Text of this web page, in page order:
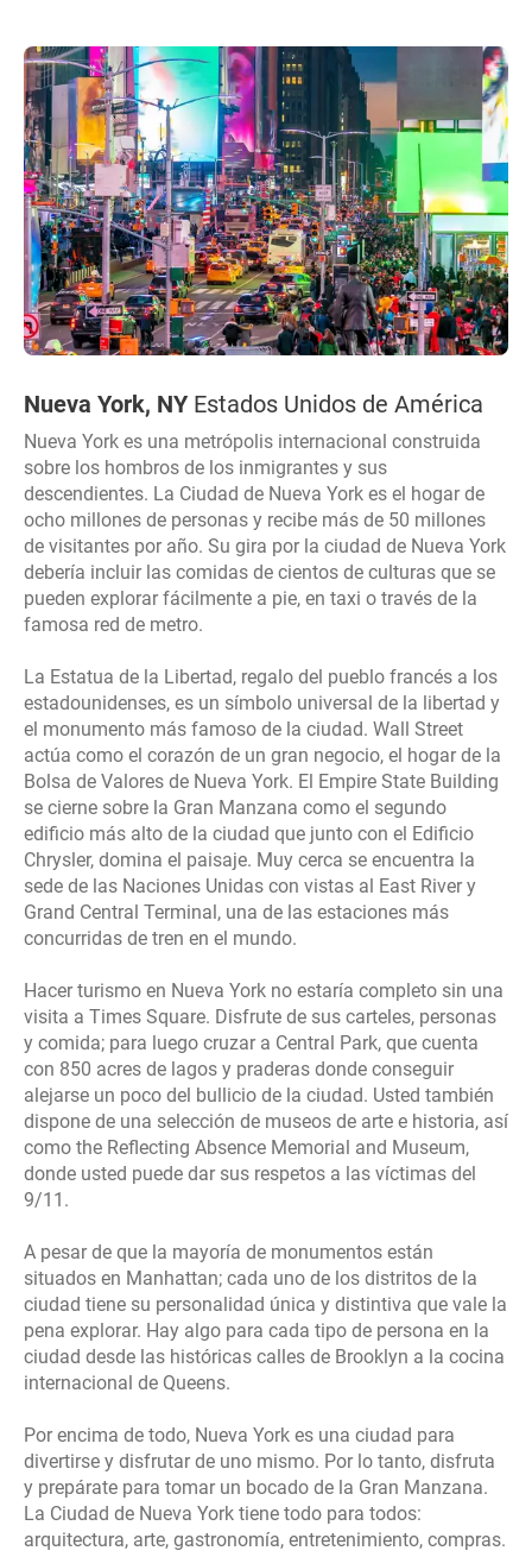
Nueva York, NY Estados Unidos de América
Nueva York es una metrópolis internacional construida
sobre los hombros de los inmigrantes y sus
descendientes. La Ciudad de Nueva York es el hogar de
ocho millones de personas y recibe más de 50 millones
de visitantes por año. Su gira por la ciudad de Nueva York
debería incluir las comidas de cientos de culturas que se
pueden explorar fácilmente a pie, en taxi o través de la
famosa red de metro.
La Estatua de la Libertad, regalo del pueblo francés a los
estadounidenses, es un símbolo universal de la libertad y
el monumento más famoso de la ciudad. Wall Street
actúa como el corazón de un gran negocio, el hogar de la
Bolsa de Valores de Nueva York. El Empire State Building
se cierne sobre la Gran Manzana como el segundo
edificio más alto de la ciudad que junto con el Edificio
Chrysler, domina el paisaje. Muy cerca se encuentra la
sede de las Naciones Unidas con vistas al East River y
Grand Central Terminal, una de las estaciones más
concurridas de tren en el mundo.
Hacer turismo en Nueva York no estaría completo sin una
visita a Times Square. Disfrute de sus carteles, personas
y comida; para luego cruzar a Central Park, que cuenta
con 850 acres de lagos y praderas donde conseguir
alejarse un poco del bullicio de la ciudad. Usted también
dispone de una selección de museos de arte e historia, así
como the Reflecting Absence Memorial and Museum,
donde usted puede dar sus respetos a las víctimas del
9/11.
A pesar de que la mayoría de monumentos están
situados en Manhattan; cada uno de los distritos de la
ciudad tiene su personalidad única y distintiva que vale la
pena explorar. Hay algo para cada tipo de persona en la
ciudad desde las históricas calles de Brooklyn a la cocina
internacional de Queens.
Por encima de todo, Nueva York es una ciudad para
divertirse y disfrutar de uno mismo. Por lo tanto, disfruta
y prepárate para tomar un bocado de la Gran Manzana.
La Ciudad de Nueva York tiene todo para todos:
arquitectura, arte, gastronomía, entretenimiento, compras.